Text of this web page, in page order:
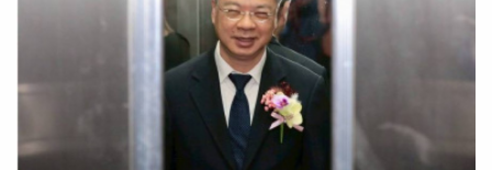
月20日完成相關作業，確認30批油品中共有22批符合規
定，未再新增問題批號；其中19批符合恢復流通條件，可供
下游產品重新上架販售。至於7批因苯駢芘超標，以及1批外
銷、無法取得檢體的油品，共8批不得重新上架，須依法辦
理銷毀。衛福部長石崇良日前表示，恢復上架的決定，是在
完成所有檢驗程序後，依據科學證據、檢驗報告及食品風險